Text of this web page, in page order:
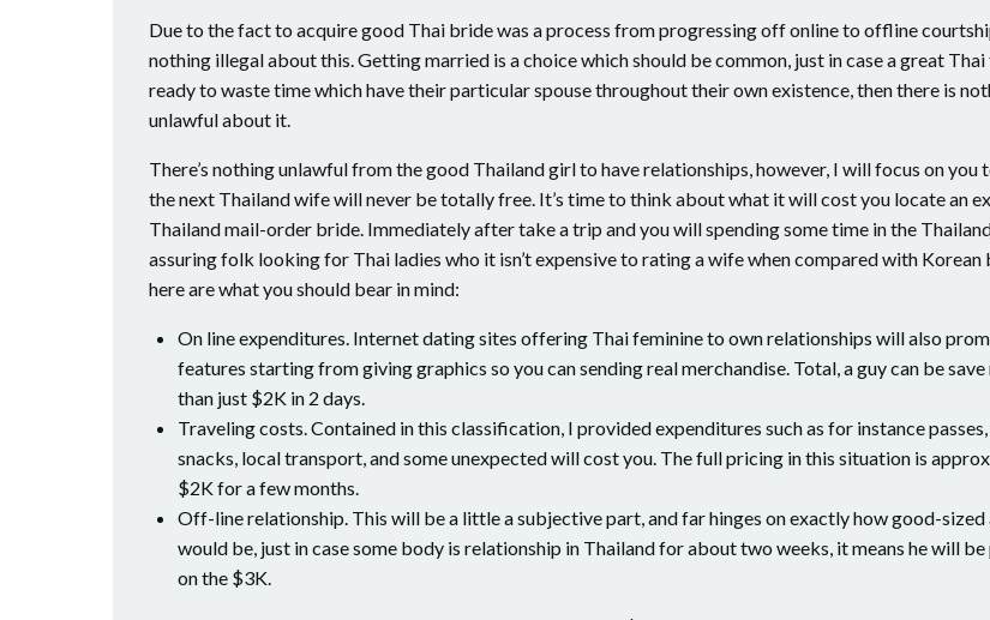
Due to the fact to acquire good Thai bride was a process from progressing off online to offline
nothing illegal about this. Getting married is a choice which should be common, just in case a great Thai
ready to waste time which have their particular spouse throughout their own existence, then there is
unlawful about it.
There’s nothing unlawful from the good Thailand girl to have relationships, however, I will focus on you
the next Thailand wife will never be totally free. It’s time to think about what it will cost you locate an
Thailand mail-order bride. Immediately after take a trip and you will spending some time in the
assuring folk looking for Thai ladies who it isn’t expensive to rating a wife when compared with Korean
here are what you should bear in mind:
On line expenditures. Internet dating sites offering Thai feminine to own relationships will also
features starting from giving graphics so you can sending real merchandise. Total, a guy can be save
than just $2K in 2 days.
Traveling costs. Contained in this classification, I provided expenditures such as for instance passes,
snacks, local transport, and some unexpected will cost you. The full pricing in this situation is
$2K for a few months.
Off-line relationship. This will be a little a subjective part, and far hinges on exactly how good-sized
would be, just in case some body is relationship in Thailand for about two weeks, it means he will be
on the $3K.